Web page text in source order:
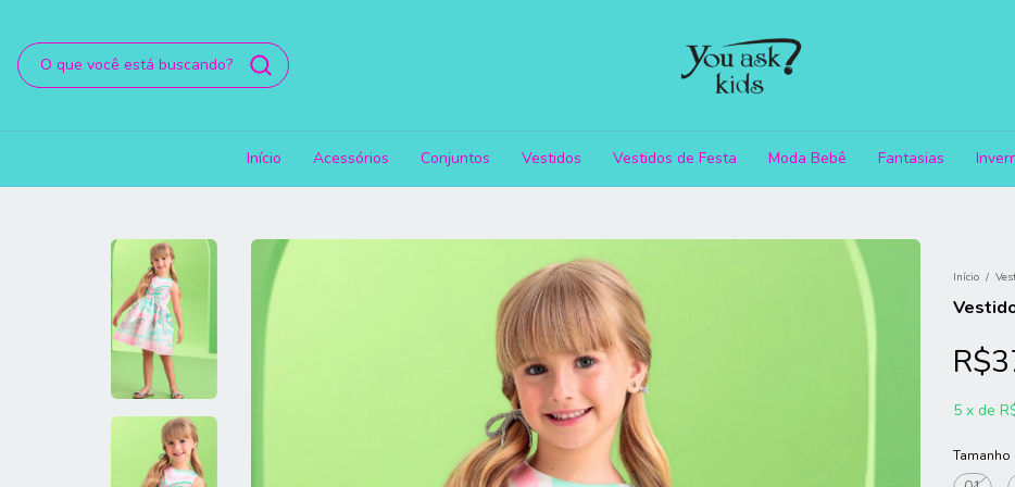
Início Acessórios Conjuntos Vestidos Vestidos de Festa Moda Bebê Fantasias
Início /
5 x de
Tamanho